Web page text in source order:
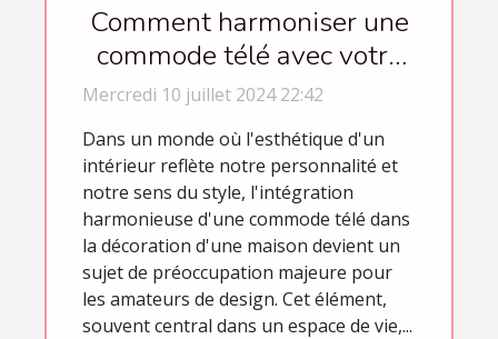
Comment harmoniser une
commode télé avec votre
décoration intérieure
Mercredi 10 juillet 2024 22:42
Dans un monde où l'esthétique d'un
intérieur reflète notre personnalité et
notre sens du style, l'intégration
harmonieuse d'une commode télé dans
la décoration d'une maison devient un
sujet de préoccupation majeure pour
les amateurs de design. Cet élément,
souvent central dans un espace de vie,...